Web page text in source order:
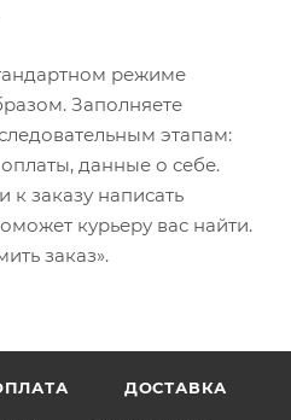
режиме
Заполняете
этапам:
данные о себе.
заказу написать
курьеру вас найти.
заказ».
ДОСТАВКА